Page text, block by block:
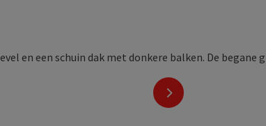
nächstes Element